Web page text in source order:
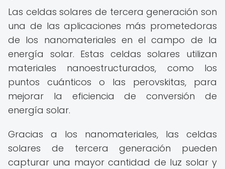
Las celdas solares de tercera generación son
una de las aplicaciones más prometedoras
de los nanomateriales en el campo de la
energía solar. Estas celdas solares utilizan
materiales nanoestructurados, como los
puntos cuánticos o las perovskitas, para
mejorar la eficiencia de conversión de
energía solar.
Gracias a los nanomateriales, las celdas
solares de tercera generación pueden
capturar una mayor cantidad de luz solar y